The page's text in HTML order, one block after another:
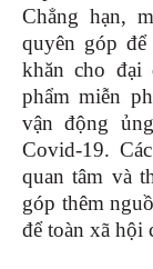
Chẳng hạn,
quyên góp
khăn cho đại
phẩm miễn
vận động
Covid-19.
quan tâm và
góp thêm
để toàn xã hội